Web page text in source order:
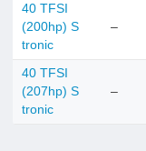
40 TFSI
(200hp) S
tronic
–
40 TFSI
(207hp) S
tronic
–